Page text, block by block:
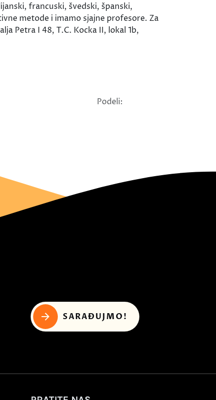
francuski, švedski, španski,
metode i imamo sjajne profesore. Za
Petra I 48, T.C. Kocka II, lokal 1b,
Podeli:
SARAĐUJMO!